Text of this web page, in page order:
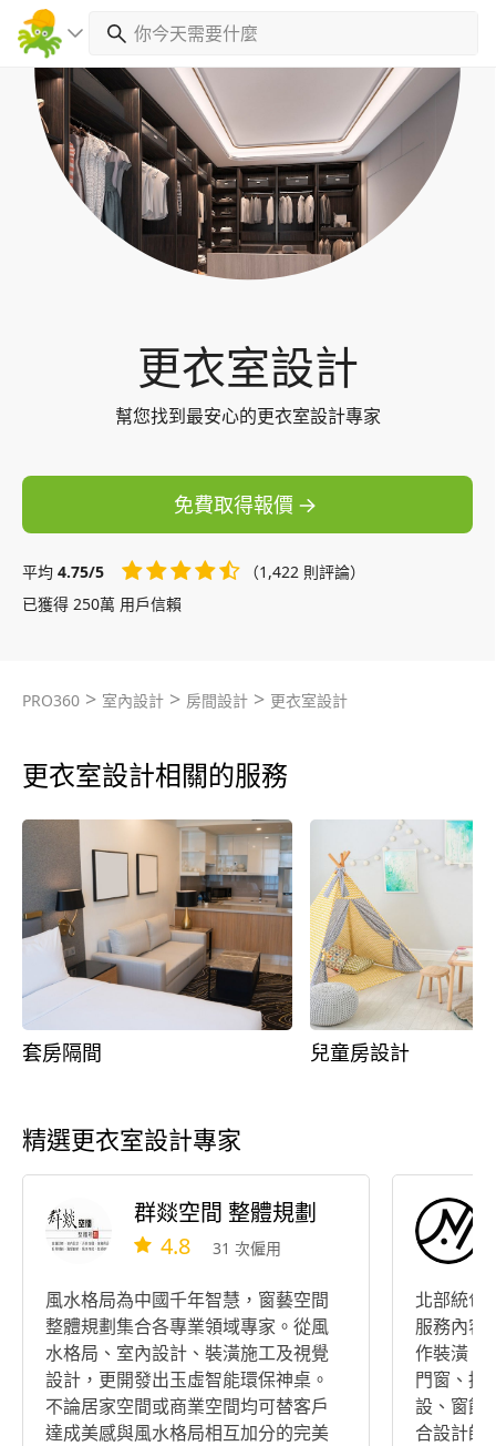
更衣室設計
幫您找到最安心的更衣室設計專家
免費取得報價
平均 4.75/5
（1,422 則評論）
已獲得 250萬 用戶信賴
PRO360 > 室內設計 > 房間設計 > 更衣室設計
更衣室設計相關的服務
套房隔間 兒童房設計
精選更衣室設計專家
群燚空間 整體規劃
4.8 31 次僱用
風水格局為中國千年智慧，窗藝空間
整體規劃集合各專業領域專家。從風
水格局、室內設計、裝潢施工及視覺
設計，更開發出玉虛智能環保神桌。
不論居家空間或商業空間均可替客戶
達成美感與風水格局相互加分的完美
北部統包
服務內容
作裝潢、
門窗、採
設、窗飾
合設計師